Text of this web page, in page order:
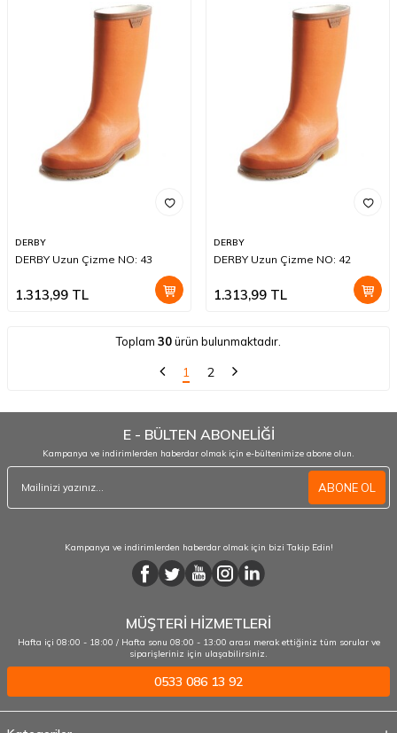
DERBY
DERBY Uzun Çizme NO: 43
1.313,99 TL
DERBY
DERBY Uzun Çizme NO: 42
1.313,99 TL
Toplam 30ürün bulunmaktadır.
1 2
E - BÜLTEN ABONELİĞİ
Kampanya ve indirimlerden haberdar olmak için e-bültenimize abone olun.
ABONE OL
Kampanya ve indirimlerden haberdar olmak için bizi Takip Edin!
MÜŞTERİ HİZMETLERİ
Hafta içi 08:00 - 18:00 / Hafta sonu 08:00 - 13:00 arası merak ettiğiniz tüm sorular ve
siparişleriniz için ulaşabilirsiniz.
0533 086 13 92